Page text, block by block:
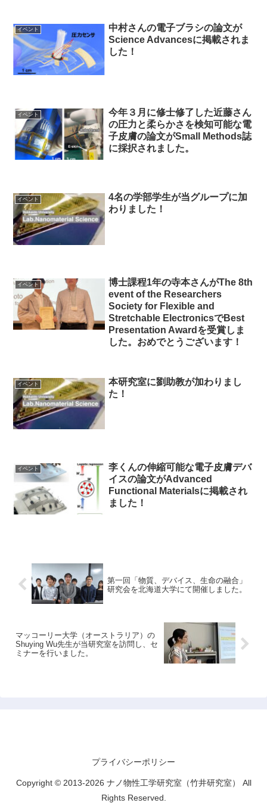
イベント
中村さんの電子ブラシの論文が
Science Advancesに掲載されま
した！
イベント
今年３月に修士修了した近藤さん
の圧力と柔らかさを検知可能な電
子皮膚の論文がSmall Methods誌
に採択されました。
イベント
4名の学部学生が当グループに加
わりました！
イベント
博士課程1年の寺本さんがThe 8th
event of the Researchers
Society for Flexible and
Stretchable ElectronicsでBest
Presentation Awardを受賞しま
した。おめでとうございます！
イベント
本研究室に劉助教が加わりまし
た！
イベント
李くんの伸縮可能な電子皮膚デバ
イスの論文がAdvanced
Functional Materialsに掲載され
ました！
第一回「物質、デバイス、生命の融合」
研究会を北海道大学にて開催しました。
マッコーリー大学（オーストラリア）の
Shuying Wu先生が当研究室を訪問し、セ
ミナーを行いました。
プライバシーポリシー
Copyright © 2013-2026 ナノ物性工学研究室（竹井研究室） All
Rights Reserved.